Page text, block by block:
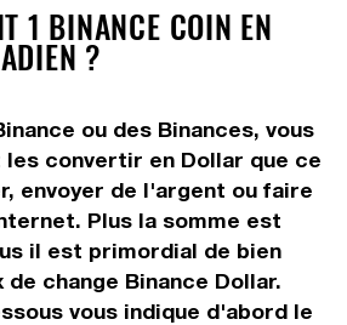
1 BINANCE COIN EN
?
ou des Binances, vous
les convertir en Dollar que ce
envoyer de l'argent ou faire
Plus la somme est
il est primordial de bien
change Binance Dollar.
vous indique d'abord le